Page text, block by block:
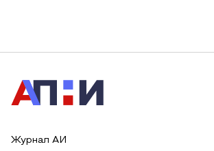
Журнал АИ